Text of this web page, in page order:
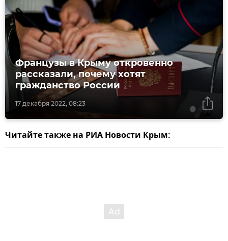
17 декабря 2022, 08:23
Французы в Крыму откровенно
рассказали, почему хотят
гражданство России
Читайте также на РИА Новости Крым: